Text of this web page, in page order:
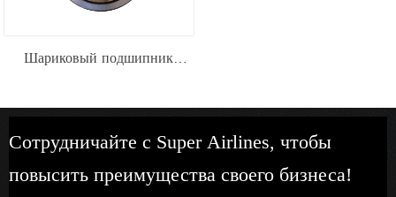
Шариковый подшипник
экраном
Сотрудничайте с Super Airlines, чтобы
повысить преимущества своего бизнеса!